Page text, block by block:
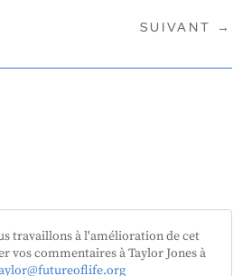
SUIVANT →
travaillons à l'amélioration de cet
vos commentaires à Taylor Jones à